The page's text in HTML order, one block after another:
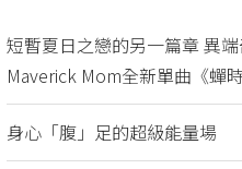
短暫夏日之戀的另一篇章 異
Maverick Mom全新單曲《蟬
身心「腹」足的超級能量場